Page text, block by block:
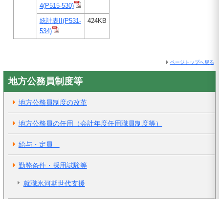
4(P515-530)
統計表II(P531-
534)
424KB
ページトップへ戻る
地方公務員制度等
地方公務員制度の改革
地方公務員の任用（会計年度任用職員制度等）
給与・定員
勤務条件・採用試験等
就職氷河期世代支援